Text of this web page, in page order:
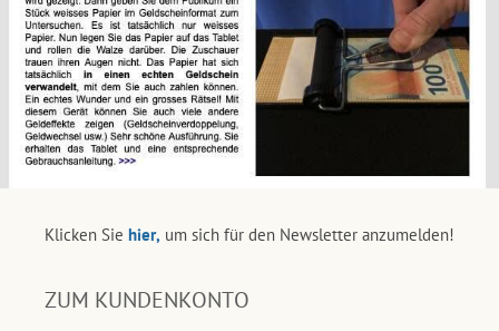
Klicken Sie hier, um sich für den Newsletter anzumelden!
ZUM KUNDENKONTO